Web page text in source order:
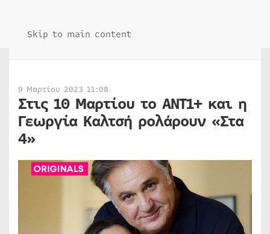
Skip to main content
9 Μαρτίου 2023 11:08
Στις 10 Μαρτίου το ΑΝΤ1+ και η
Γεωργία Καλτσή ρολάρουν «Στα
4»